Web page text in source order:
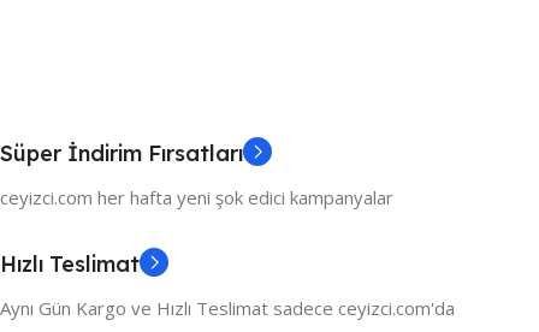
Süper İndirim Fırsatları
ceyizci.com her hafta yeni şok edici kampanyalar
Hızlı Teslimat
Aynı Gün Kargo ve Hızlı Teslimat sadece ceyizci.com'da